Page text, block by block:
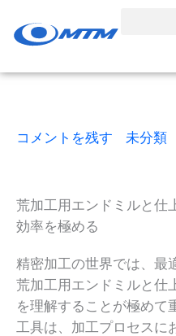
ン
コメントを残す 未分類
荒加工用エンドミルと仕
効率を極める
精密加工の世界では、最
荒加工用エンドミルと仕
を理解することが極めて
工具は、加工プロセスに